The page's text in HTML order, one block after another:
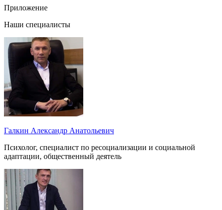
Приложение
Наши специалисты
Галкин Александр Анатольевич
Психолог, специалист по ресоциализации и социальной
адаптации, общественный деятель